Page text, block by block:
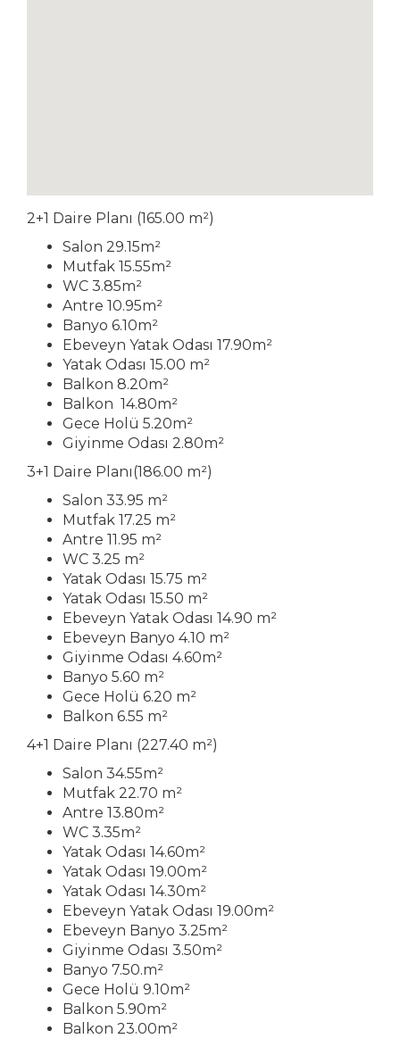
2+1 Daire Planı (165.00 m²)
Salon 29.15m²
Mutfak 15.55m²
WC 3.85m²
Antre 10.95m²
Banyo 6.10m²
Ebeveyn Yatak Odası 17.90m²
Yatak Odası 15.00 m²
Balkon 8.20m²
Balkon 14.80m²
Gece Holü 5.20m²
Giyinme Odası 2.80m²
3+1 Daire Planı(186.00 m²)
Salon 33.95 m²
Mutfak 17.25 m²
Antre 11.95 m²
WC 3.25 m²
Yatak Odası 15.75 m²
Yatak Odası 15.50 m²
Ebeveyn Yatak Odası 14.90 m²
Ebeveyn Banyo 4.10 m²
Giyinme Odası 4.60m²
Banyo 5.60 m²
Gece Holü 6.20 m²
Balkon 6.55 m²
4+1 Daire Planı (227.40 m²)
Salon 34.55m²
Mutfak 22.70 m²
Antre 13.80m²
WC 3.35m²
Yatak Odası 14.60m²
Yatak Odası 19.00m²
Yatak Odası 14.30m²
Ebeveyn Yatak Odası 19.00m²
Ebeveyn Banyo 3.25m²
Giyinme Odası 3.50m²
Banyo 7.50.m²
Gece Holü 9.10m²
Balkon 5.90m²
Balkon 23.00m²